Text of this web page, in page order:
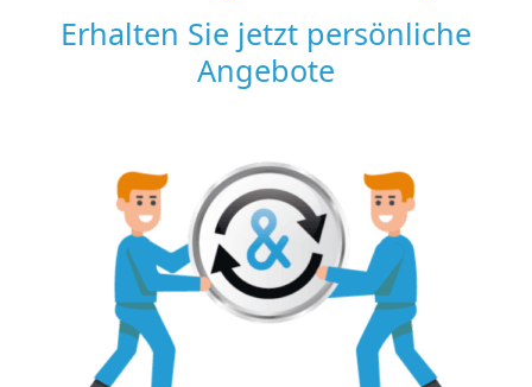
Erhalten Sie jetzt persönliche
Angebote